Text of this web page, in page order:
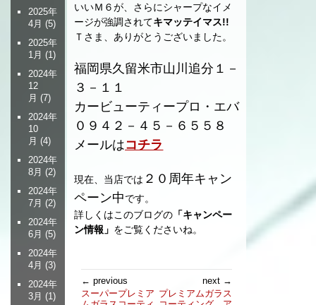
いいＭ６が、さらにシャープなイメ
ージが強調されてキマッテイマス!!
Ｔさま、ありがとうございました。
福岡県久留米市山川追分１－
３－１１
カービューティープロ・エバ
０９４２－４５－６５５８
メールはコチラ
現在、当店では ２０周年キャン
ペーン中です。
詳しくはこのブログの 「キャンペー
ン情報」 をご覧くださいね。
稿
← previous
スーパープレミア
next →
プレミアムガラス
2025年
4月 (5)
2025年
1月 (1)
2024年
12
月 (7)
2024年
10
月 (4)
2024年
8月 (2)
2024年
7月 (2)
2024年
6月 (5)
2024年
4月 (3)
2024年
3月 (1)